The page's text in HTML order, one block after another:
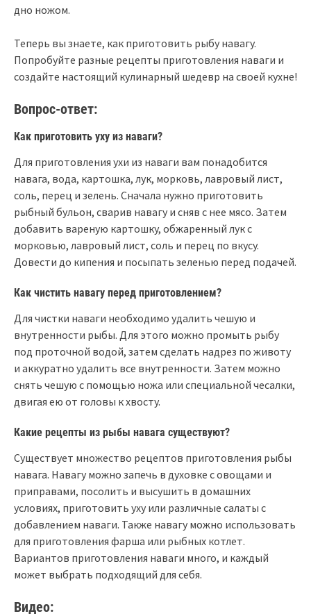
дно ножом.
Теперь вы знаете, как приготовить рыбу навагу.
Попробуйте разные рецепты приготовления наваги и
создайте настоящий кулинарный шедевр на своей кухне!
Вопрос-ответ:
Как приготовить уху из наваги?
Для приготовления ухи из наваги вам понадобится
навага, вода, картошка, лук, морковь, лавровый лист,
соль, перец и зелень. Сначала нужно приготовить
рыбный бульон, сварив навагу и сняв с нее мясо. Затем
добавить вареную картошку, обжаренный лук с
морковью, лавровый лист, соль и перец по вкусу.
Довести до кипения и посыпать зеленью перед подачей.
Как чистить навагу перед приготовлением?
Для чистки наваги необходимо удалить чешую и
внутренности рыбы. Для этого можно промыть рыбу
под проточной водой, затем сделать надрез по животу
и аккуратно удалить все внутренности. Затем можно
снять чешую с помощью ножа или специальной чесалки,
двигая ею от головы к хвосту.
Какие рецепты из рыбы навага существуют?
Существует множество рецептов приготовления рыбы
навага. Навагу можно запечь в духовке с овощами и
приправами, посолить и высушить в домашних
условиях, приготовить уху или различные салаты с
добавлением наваги. Также навагу можно использовать
для приготовления фарша или рыбных котлет.
Вариантов приготовления наваги много, и каждый
может выбрать подходящий для себя.
Видео: